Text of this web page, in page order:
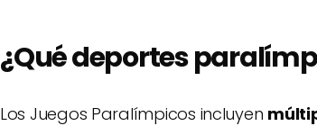
¿Qué deportes
Los Juegos Paralímpicos incluyen